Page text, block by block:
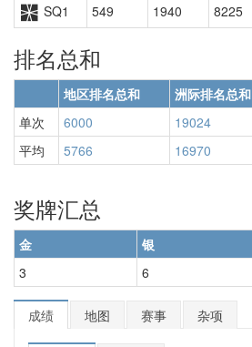
SQ1
549 1940 8225
排名总和
地区排名总和 洲际排名总和
单次
6000 19024
平均
5766 16970
奖牌汇总
金 银
3
6
成绩 地图 赛事 杂项